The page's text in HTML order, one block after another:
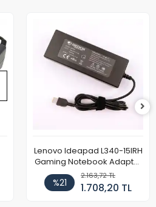
Lenovo Ideapad L340-15IRH
Gaming Notebook Adaptör
Cihazı Şarj Aleti (150W)
%21
2.163,72 TL
1.708,20 TL